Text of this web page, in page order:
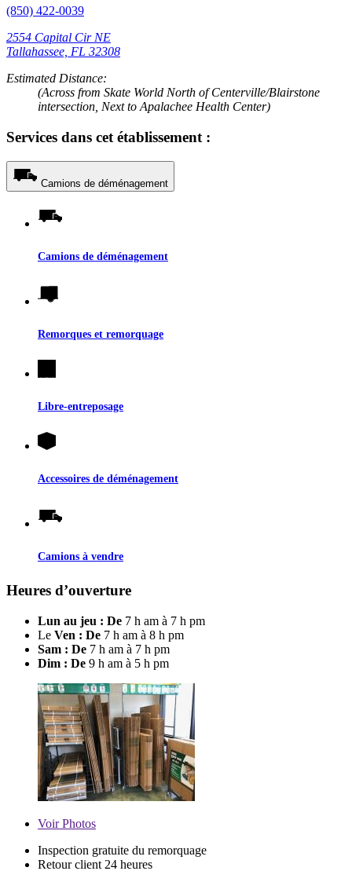
(850) 422-0039
2554 Capital Cir NE
Tallahassee, FL 32308
Estimated Distance:
(Across from Skate World North of Centerville/Blairstone
intersection, Next to Apalachee Health Center)
Services dans cet établissement :
Camions de déménagement
Camions de déménagement
Remorques et remorquage
Libre-entreposage
Accessoires de déménagement
Camions à vendre
Heures d’ouverture
Lun au jeu : De 7 h am à 7 h pm
Le Ven : De 7 h am à 8 h pm
Sam : De 7 h am à 7 h pm
Dim : De 9 h am à 5 h pm
VoirPhotos
Inspection gratuite du remorquage
Retour client 24 heures